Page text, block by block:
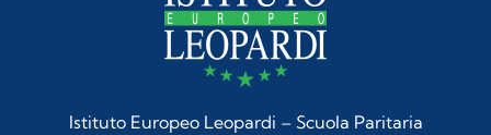
Istituto Europeo Leopardi – Scuola Paritaria